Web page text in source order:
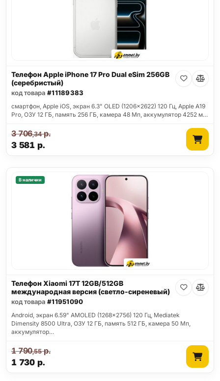
Телефон Apple iPhone 17 Pro Dual eSim 256GB
(серебристый)
код товара #11189383
смартфон, Apple iOS, экран 6.3" OLED (1206x2622) 120 Гц, Apple A19
Pro, ОЗУ 12 ГБ, память 256 ГБ, камера 48 Мп, аккумулятор 4252 м…
3 581 р.
3 706,34р.
В наличии
Телефон Xiaomi 17T 12GB/512GB
международная версия (светло-сиреневый)
код товара #11951090
Android, экран 6.59" AMOLED (1268x2756) 120 Гц, Mediatek
Dimensity 8500 Ultra, ОЗУ 12 ГБ, память 512 ГБ, камера 50 Мп,
аккумулятор…
1 730 р.
1 790,55р.